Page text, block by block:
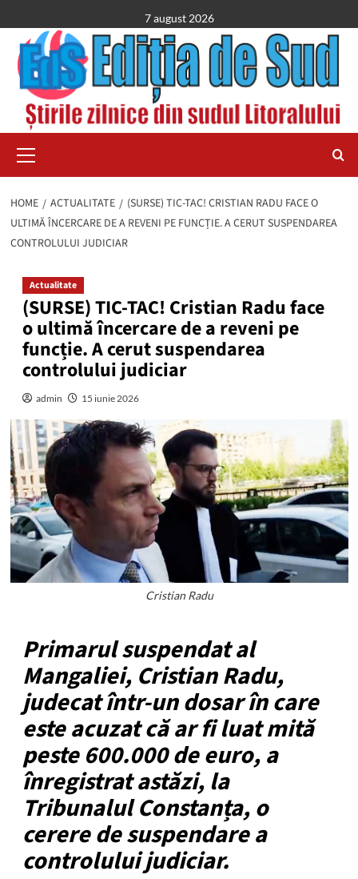
to
content
7 august 2026
Menu
HOME ACTUALITATE
(SURSE) TIC-TAC! CRISTIAN RADU FACE O
ULTIMĂ ÎNCERCARE DE A REVENI PE FUNCȚIE. A CERUT SUSPENDAREA
CONTROLULUI JUDICIAR
Actualitate
(SURSE) TIC-TAC! Cristian Radu face
o ultimă încercare de a reveni pe
funcție. A cerut suspendarea
controlului judiciar
admin 15 iunie 2026
Cristian Radu
Primarul suspendat al
Mangaliei, Cristian Radu,
judecat într-un dosar în care
este acuzat că ar fi luat mită
peste 600.000 de euro, a
înregistrat astăzi, la
Tribunalul Constanța, o
cerere de suspendare a
controlului judiciar.